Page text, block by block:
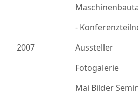
2007
-
Aussteller
Fotogalerie
Mai Bilder